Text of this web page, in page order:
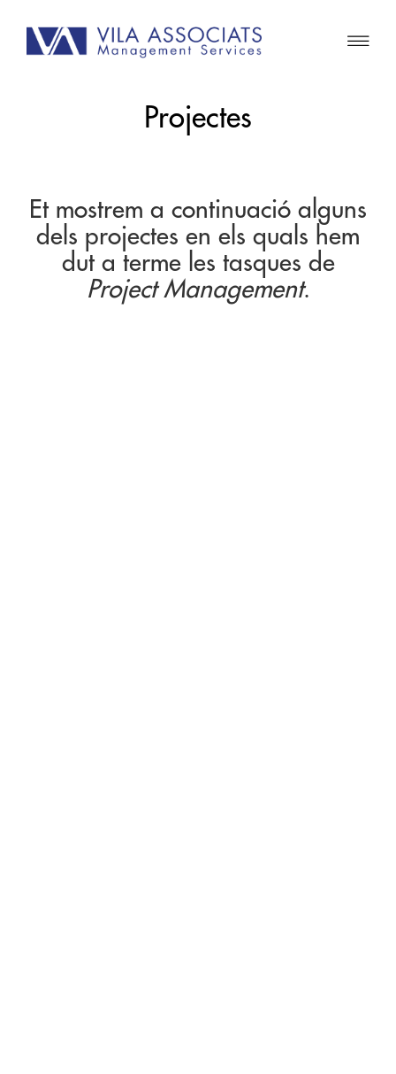
Projectes
Et mostrem a continuació alguns
dels projectes en els quals hem
dut a terme les tasques de
Project Management.